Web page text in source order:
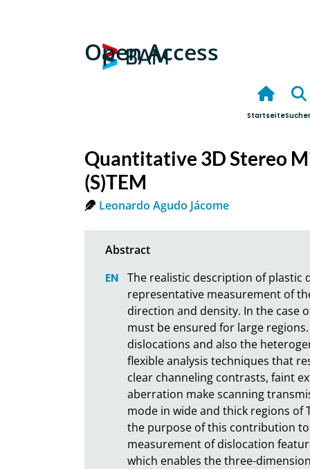
Open Access
Startseite
Quantitative 3D Stereo
(S)TEM
Leonardo Agudo Jácome
The realistic description of plastic
representative measurement of
direction and density. In the case
must be ensured for large
dislocations and also the
flexible analysis techniques that
clear channeling contrasts, faint
aberration make scanning
mode in wide and thick regions of
the purpose of this contribution
measurement of dislocation
which enables the three-